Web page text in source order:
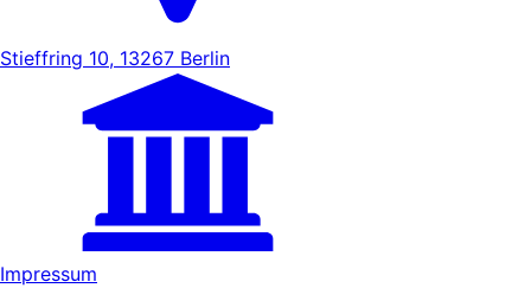
Stieffring 10, 13267 Berlin
Impressum